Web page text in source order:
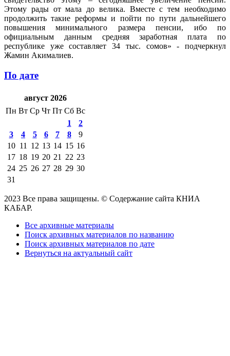
Этому рады от мала до велика. Вместе с тем необходимо
продолжить такие реформы и пойти по пути дальнейшего
повышения минимального размера пенсии, ибо по
официальным данным средняя заработная плата по
республике уже составляет 34 тыс. сомов» - подчеркнул
Жамин Акималиев.
По дате
август 2026
Пн Вт Ср Чт Пт Сб Вс
1
2
3
4 5 6 7 8
9
10 11 12 13 14 15 16
17 18 19 20 21 22 23
24 25 26 27 28 29 30
31
2023 Все права защищены. © Содержание сайта КНИА
КАБАР.
Все архивные материалы
Поиск архивных материалов по названию
Поиск архивных материалов по дате
Вернуться на актуальный сайт